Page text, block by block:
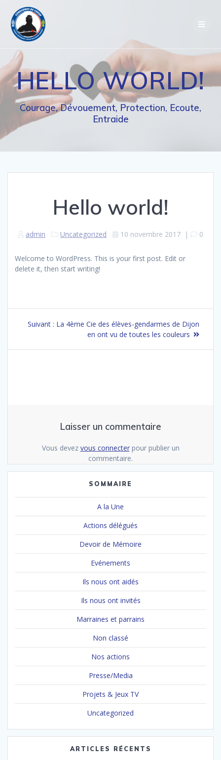
HELLO WORLD!
Courage, Dévouement, Protection, Ecoute,
Entraide
Hello world!
admin Uncategorized 10 novembre 2017 | 0
Welcome to WordPress. This is your first post. Edit or
delete it, then start writing!
Navigation
Suivant : Article
La 4ème Cie des élèves-gendarmes de Dijon
en ont vu de toutes les couleurs
Laisser un commentaire
Vous devez vous connecterpour publier un
commentaire.
SOMMAIRE
A la Une
Actions délégués
Devoir de Mémoire
Evénements
Ils nous ont aidés
Ils nous ont invités
Marraines et parrains
Non classé
Nos actions
Presse/Media
Projets & Jeux TV
Uncategorized
ARTICLES RÉCENTS